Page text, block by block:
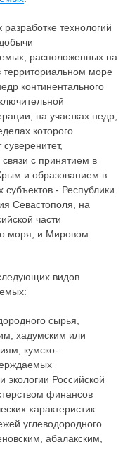
технологий
расположенных на
территориальном море
континентального
на участках недр,
которого
с принятием в
и образованием в
- Республики
Севастополя, на
части
моря, и Мировом
видов
сырья,
хадумским или
кумско-
экологии Российской
финансов
характеристик
углеводородного
абалакским,